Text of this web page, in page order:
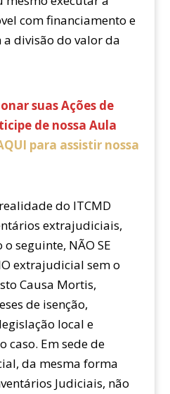
com financiamento e
divisão do valor da
suas Ações de
de nossa Aula
para assistir nossa
do ITCMD
extrajudiciais,
seguinte, NÃO SE
extrajudicial sem o
Causa Mortis,
de isenção,
local e
caso. Em sede de
da mesma forma
Judiciais, não